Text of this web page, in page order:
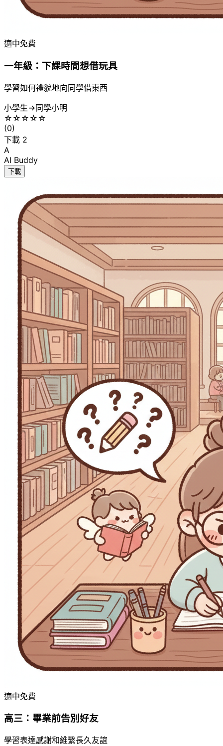
適中免費
一年級：下課時間想借玩具
學習如何禮貌地向同學借東西
小學生→同學小明
☆ ☆ ☆ ☆ ☆
(0)
下載 2
A
AI Buddy
下載
適中免費
高三：畢業前告別好友
學習表達感謝和維繫長久友誼